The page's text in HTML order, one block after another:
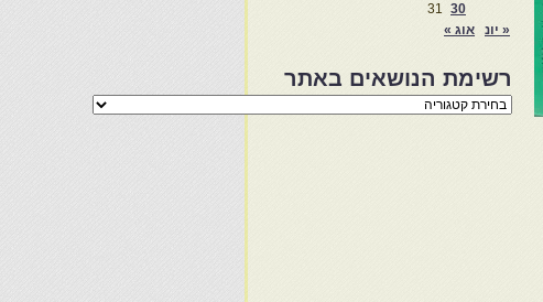
30
31
« יונ
אוג »
רשימת הנושאים באתר
רשימת
הנושאים